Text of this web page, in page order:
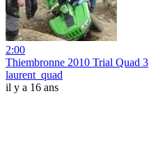
2:00
Thiembronne 2010 Trial Quad 3
laurent_quad
il y a 16 ans